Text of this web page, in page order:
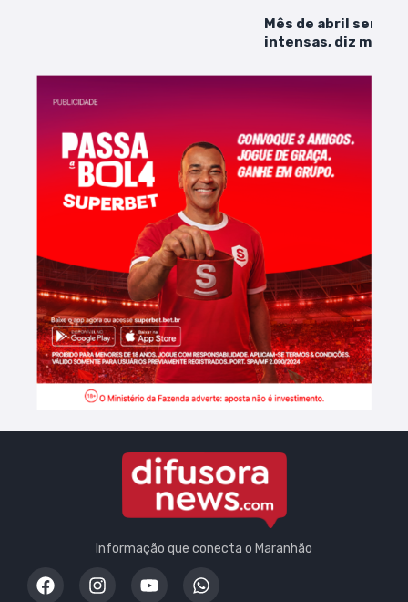
Mês de abril será
intensas, diz
Informação que conecta o Maranhão